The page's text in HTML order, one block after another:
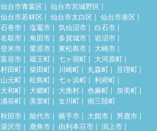
仙台市青葉区
仙台市宮城野区
仙台市若林区
仙台市太白区
仙台市泉区
石巻市
塩竈市 気仙沼市
白石市
名取市
角田市 多賀城市
岩沼市
登米市
栗原市 東松島市
大崎市
富谷市
蔵王町 七ヶ宿町
大河原町
村田町
柴田町 川崎町 丸森町
亘理町
山元町
松島町 七ヶ浜町
利府町
大和町
大郷町 大衡村 色麻町
加美町
涌谷町
美里町 女川町 南三陸町
秋田市 能代市 横手市 大館市
男鹿市
湯沢市
鹿角市 由利本荘市
潟上市